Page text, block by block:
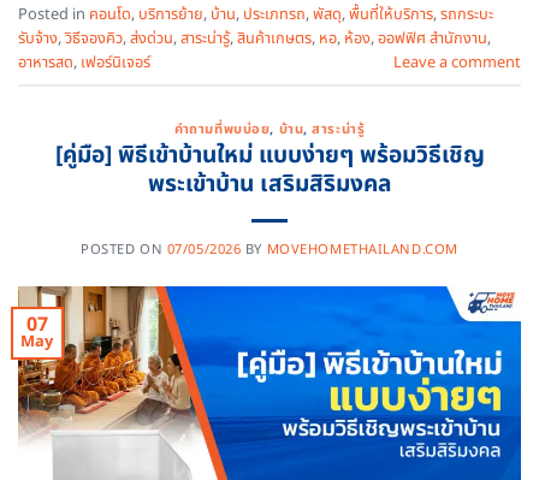
Posted in คอนโด, บริการย้าย, บ้าน, ประเภทรถ,พัสดุ,พื้นที่ให้บริการ,รถกระบะ
รับจ้าง,วิธีจองคิว,ส่งด่วน,สาระน่ารู้,สินค้าเกษตร, หอ, ห้อง,ออฟฟิศ สำนักงาน,
อาหารสด, เฟอร์นิเจอร์ Leave a comment
คำถามที่พบบ่อย, บ้าน,สาระน่ารู้
[คู่มือ] พิธีเข้าบ้านใหม่ แบบง่ายๆ พร้อมวิธีเชิญ
พระเข้าบ้าน เสริมสิริมงคล
POSTED ON 07/05/2026 BY MOVEHOMETHAILAND.COM
07
May